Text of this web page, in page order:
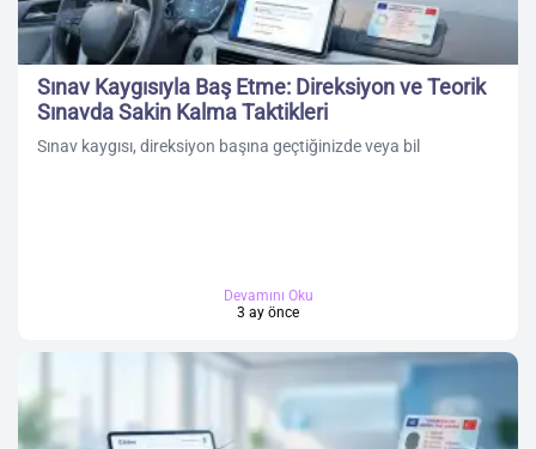
Sınav Kaygısıyla Baş Etme: Direksiyon ve Teorik
Sınavda Sakin Kalma Taktikleri
Sınav kaygısı, direksiyon başına geçtiğinizde veya bil
Devamını Oku
3 ay önce